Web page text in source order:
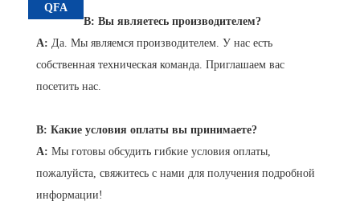
QFA
В: Вы являетесь производителем?
A: Да. Мы являемся производителем. У нас есть
собственная техническая команда. Приглашаем вас
посетить нас.
В: Какие условия оплаты вы принимаете?
А: Мы готовы обсудить гибкие условия оплаты,
пожалуйста, свяжитесь с нами для получения подробной
информации!